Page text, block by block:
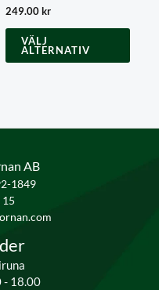
249.00kr
VÄLJ
ALTERNATIV
Den
De
AB
1849
- 18.00